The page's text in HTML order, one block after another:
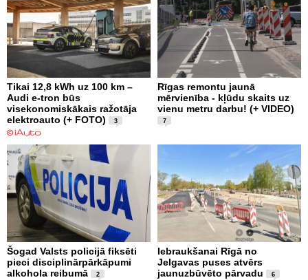
Tikai 12,8 kWh uz 100 km –
Audi e-tron būs
visekonomiskākais ražotāja
elektroauto (+ FOTO)
3
Rīgas remontu jaunā
mērvienība - kļūdu skaits uz
vienu metru darbu! (+ VIDEO)
7
Šogad Valsts policijā fiksēti
pieci disciplinārpārkāpumi
alkohola reibumā
2
Iebraukšanai Rīgā no
Jelgavas puses atvērs
jaunuzbūvēto pārvadu
6